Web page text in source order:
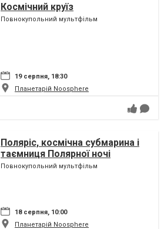
Космічний круїз
Повнокупольний мультфільм
19 серпня, 18:30
Планетарій Noosphere
Поляріс, космічна субмарина і
таємниця Полярної ночі
Повнокупольний мультфільм
18 серпня, 10:00
Планетарій Noosphere